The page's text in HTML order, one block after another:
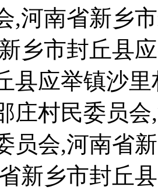
,河南省新乡
乡市封丘县
县应举镇沙
庄村民委员
员会,河南省
新乡市封丘